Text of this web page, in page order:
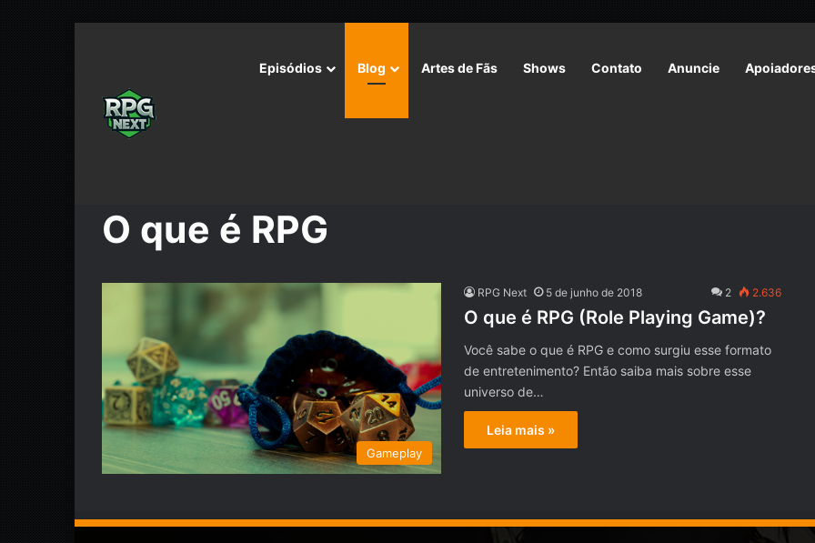
Episódios Blog Artes de Fãs Shows Contato Anuncie
O que é RPG
Gameplay
RPG Next 5 de junho de 2018 2 2.636
O que é RPG (Role Playing Game)?
Você sabe o que é RPG e como surgiu esse formato
de entretenimento? Então saiba mais sobre esse
universo de…
Leia mais »